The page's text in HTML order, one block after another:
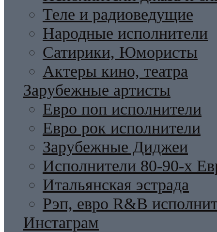
Теле и радиоведущие
Народные исполнители
Сатирики, Юмористы
Актеры кино, театра
Зарубежные артисты
Евро поп исполнители
Евро рок исполнители
Зарубежные Диджеи
Исполнители 80-90-х
Итальянская эстрада
Рэп, евро R&B
Инстаграм